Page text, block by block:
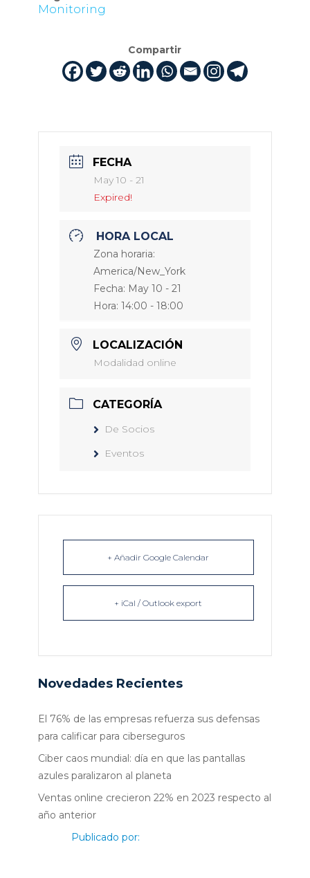
Monitoring
Compartir
FECHA
May 10 - 21
Expired!
HORA LOCAL
Zona horaria:
America/New_York
Fecha: May 10 - 21
Hora: 14:00 - 18:00
LOCALIZACIÓN
Modalidad online
CATEGORÍA
De Socios
Eventos
+ Añadir Google Calendar
+ iCal / Outlook export
Novedades Recientes
El 76% de las empresas refuerza sus defensas
para calificar para ciberseguros
Ciber caos mundial: día en que las pantallas
azules paralizaron al planeta
Ventas online crecieron 22% en 2023 respecto al
año anterior
Publicado por: